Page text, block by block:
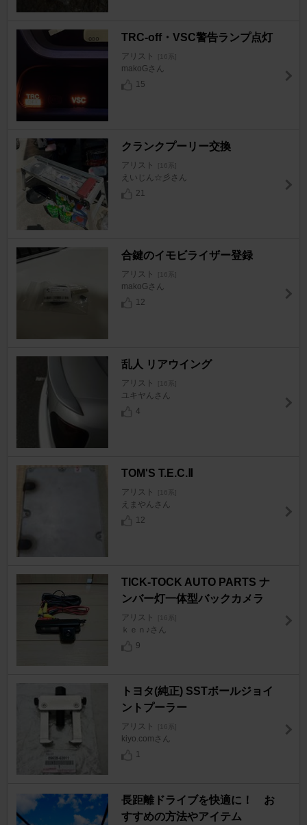
TRC-off・VSC警告ランプ点灯
アリスト [16系]
makoGさん
15
クランクプーリー交換
アリスト [16系]
えいじん☆彡さん
21
合鍵のイモビライザー登録
アリスト [16系]
makoGさん
12
乱人 リアウイング
アリスト [16系]
ユキヤんさん
4
TOM'S T.E.C.Ⅱ
アリスト [16系]
えまやんさん
12
TICK-TOCK AUTO PARTS ナ
ンバー灯一体型バックカメラ
アリスト [16系]
ｋｅｎ♪さん
9
トヨタ(純正) SSTボールジョイ
ントプーラー
アリスト [16系]
kiyo.comさん
1
長距離ドライブを快適に！ お
すすめの方法やアイテム